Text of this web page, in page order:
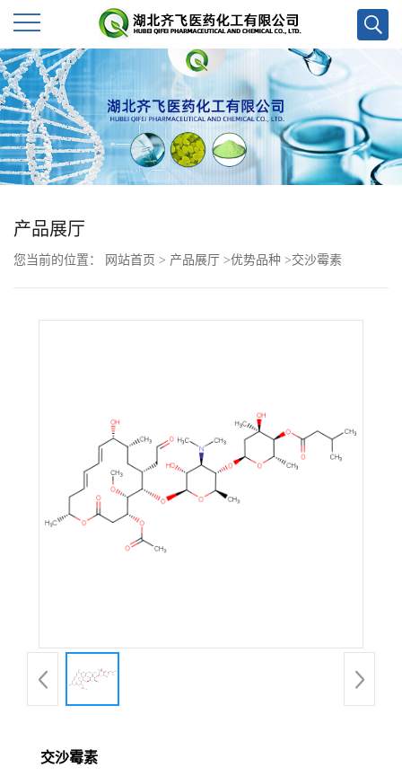
公
司
首
品
产品展厅
您当前的位置： 网站首页 > 产品展厅 >优势品种 >交沙霉素
交沙霉素